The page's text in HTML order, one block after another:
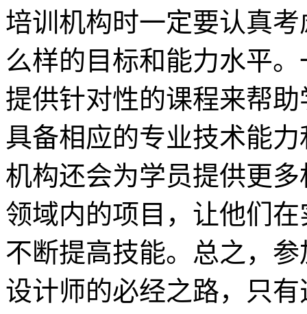
培训机构时一定要认真
么样的目标和能力水平
提供针对性的课程来帮
具备相应的专业技术能
机构还会为学员提供更
领域内的项目，让他们
不断提高技能。总之，
设计师的必经之路，只